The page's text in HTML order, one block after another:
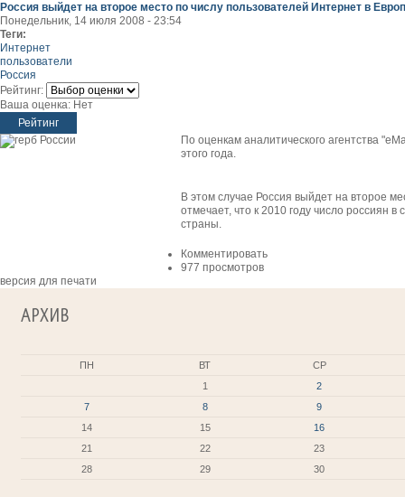
Россия выйдет на второе место по числу пользователей Интернет в
Понедельник, 14 июля 2008 - 23:54
Теги:
Интернет
пользователи
Россия
Рейтинг:
Ваша оценка: Нет
По оценкам аналитического агентства
этого года.
В этом случае Россия выйдет на второе
отмечает, что к 2010 году число россиян
страны.
Комментировать
977 просмотров
версия для печати
АРХИВ
ПН ВТ
СР
1
2
7
8
9
14
15
16
21
22
23
28
29 30